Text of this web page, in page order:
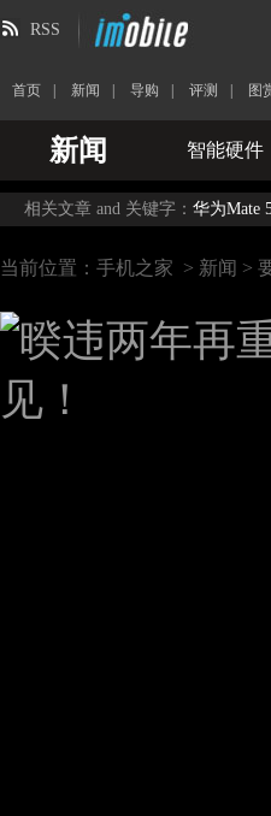
RSS
首页 新闻 导购 评测 图
新闻 智能硬件
相关文章 and 关键字： 华为Mate
当前位置： 手机之家 > 新闻 >